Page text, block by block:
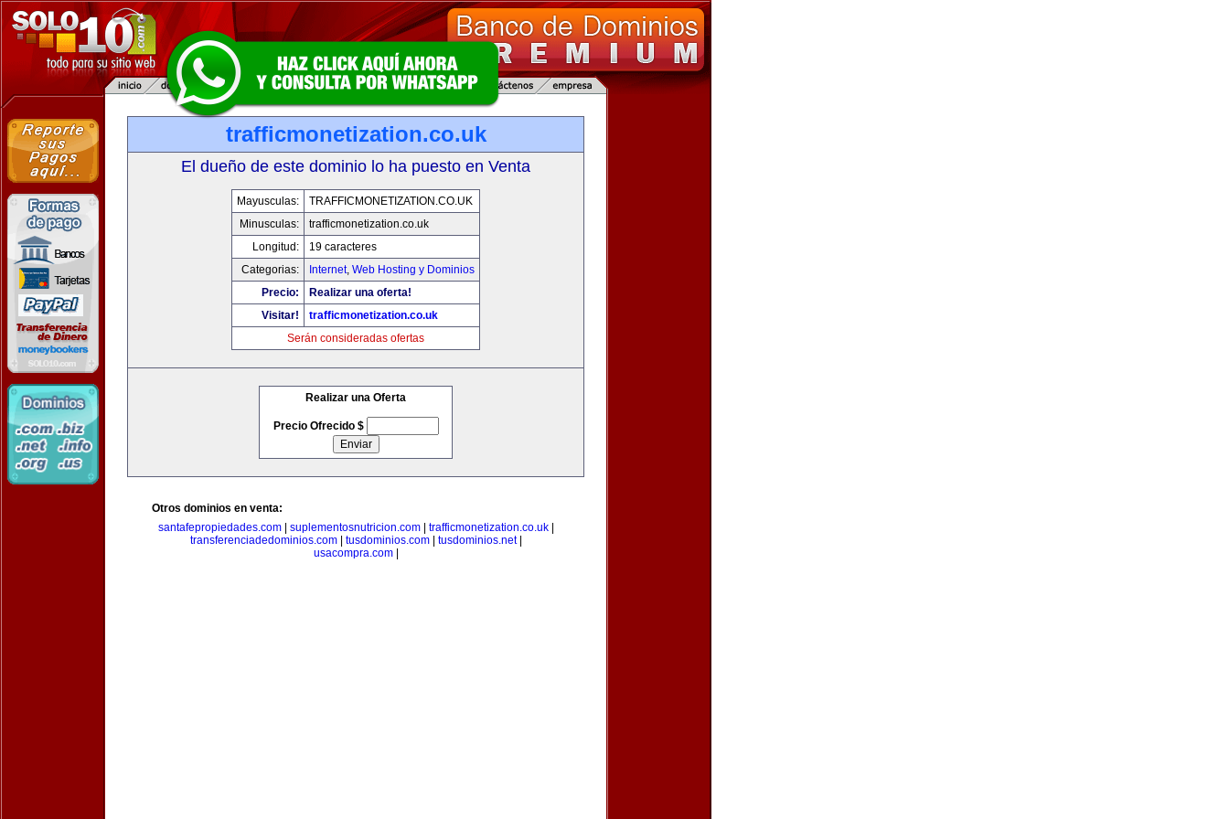
trafficmonetization.co.uk
El dueño de este dominio lo ha puesto en Venta
Mayusculas:
TRAFFICMONETIZATION.CO.UK
Minusculas:
trafficmonetization.co.uk
Longitud:
19 caracteres
Categorias:
Internet, Web Hosting y Dominios
Precio:
Realizar una oferta!
Visitar!
trafficmonetization.co.uk
Serán consideradas ofertas
Realizar una Oferta
Precio Ofrecido $
Otros dominios en venta:
santafepropiedades.com| suplementosnutricion.com| trafficmonetization.co.uk|
transferenciadedominios.com| tusdominios.com| tusdominios.net|
usacompra.com|